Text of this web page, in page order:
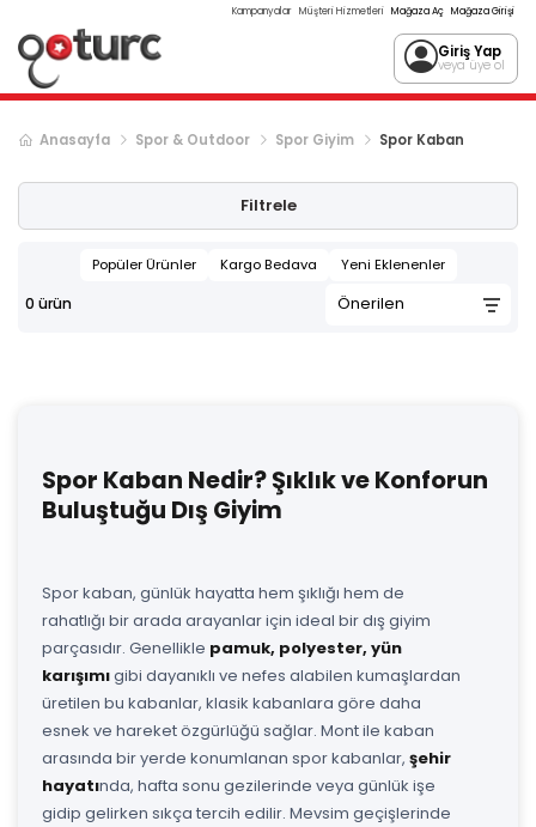
Kampanyalar Müşteri Hizmetleri Mağaza Aç Mağaza Girişi
Giriş Yap
veya üye ol
Anasayfa Spor & Outdoor Spor Giyim Spor Kaban
Filtrele
Popüler Ürünler Kargo Bedava Yeni Eklenenler
0 ürün
Spor Kaban Nedir? Şıklık ve Konforun
Buluştuğu Dış Giyim
Spor kaban, günlük hayatta hem şıklığı hem de
rahatlığı bir arada arayanlar için ideal bir dış giyim
parçasıdır. Genellikle pamuk, polyester, yün
karışımıgibi dayanıklı ve nefes alabilen kumaşlardan
üretilen bu kabanlar, klasik kabanlara göre daha
esnek ve hareket özgürlüğü sağlar. Mont ile kaban
arasında bir yerde konumlanan spor kabanlar, şehir
hayatında, hafta sonu gezilerinde veya günlük işe
gidip gelirken sıkça tercih edilir. Mevsim geçişlerinde